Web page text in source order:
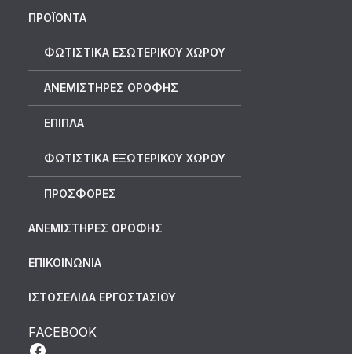
ΠΡΟΪΟΝΤΑ
ΦΩΤΙΣΤΙΚΑ ΕΣΩΤΕΡΙΚΟΥ ΧΩΡΟΥ
ΑΝΕΜΙΣΤΗΡΕΣ ΟΡΟΦΗΣ
ΕΠΙΠΛΑ
ΦΩΤΙΣΤΙΚΑ ΕΞΩΤΕΡΙΚΟΥ ΧΩΡΟΥ
ΠΡΟΣΦΟΡΕΣ
ΑΝΕΜΙΣΤΗΡΕΣ ΟΡΟΦΗΣ
ΕΠΙΚΟΙΝΩΝΙΑ
ΙΣΤΟΣΕΛΙΔΑ ΕΡΓΟΣΤΑΣΙΟΥ
FACEBOOK